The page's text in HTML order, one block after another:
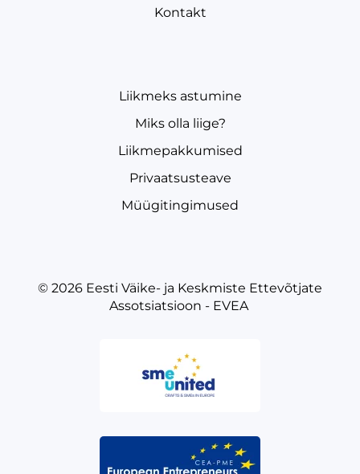
Kontakt
Liikmeks astumine
Miks olla liige?
Liikmepakkumised
Privaatsusteave
Müügitingimused
© 2026 Eesti Väike- ja Keskmiste Ettevõtjate
Assotsiatsioon - EVEA